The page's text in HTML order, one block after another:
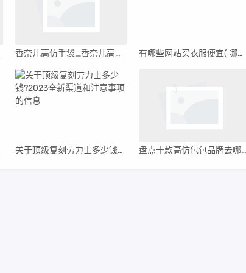
香奈儿高仿手袋_香奈儿高仿女包 有哪些网站买衣服便宜( 哪个网站买衣服比较便宜 )
关于顶级复刻劳力士多少钱?2023全新渠道和注意事项的信息 盘点十款高仿包包品牌去哪里买最好,品牌高仿包包哪里有卖